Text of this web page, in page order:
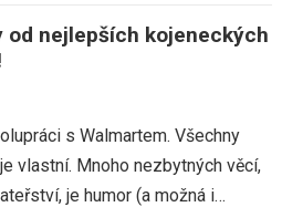
od nejlepších kojeneckých
s Walmartem. Všechny
vlastní. Mnoho nezbytných věcí,
je humor (a možná i